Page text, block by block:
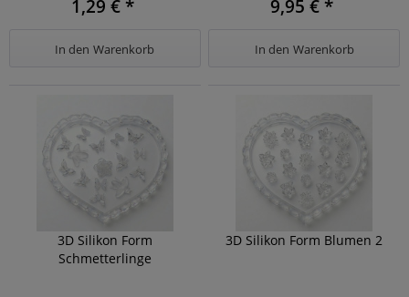
1,29 € *
In den Warenkorb
9,95 € *
In den Warenkorb
3D Silikon Form
Schmetterlinge
3D Silikon Form Blumen 2